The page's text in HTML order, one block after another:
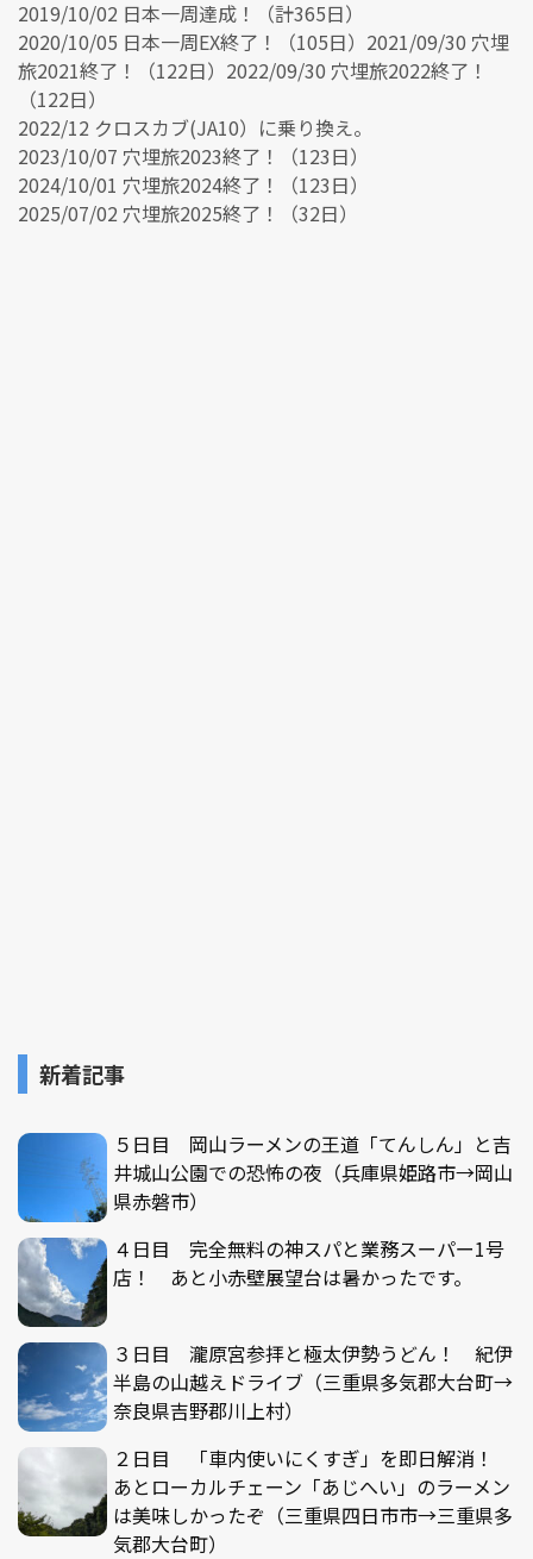
2019/10/02 日本一周達成！（計365日）
2020/10/05 日本一周EX終了！（105日）2021/09/30 穴埋
旅2021終了！（122日）2022/09/30 穴埋旅2022終了！
（122日）
2022/12 クロスカブ(JA10）に乗り換え。
2023/10/07 穴埋旅2023終了！（123日）
2024/10/01 穴埋旅2024終了！（123日）
2025/07/02 穴埋旅2025終了！（32日）
新着記事
５日目 岡山ラーメンの王道「てんしん」と吉
井城山公園での恐怖の夜（兵庫県姫路市→岡山
県赤磐市）
４日目 完全無料の神スパと業務スーパー1号
店！ あと小赤壁展望台は暑かったです。
３日目 瀧原宮参拝と極太伊勢うどん！ 紀伊
半島の山越えドライブ（三重県多気郡大台町→
奈良県吉野郡川上村）
２日目 「車内使いにくすぎ」を即日解消！
あとローカルチェーン「あじへい」のラーメン
は美味しかったぞ（三重県四日市市→三重県多
気郡大台町）